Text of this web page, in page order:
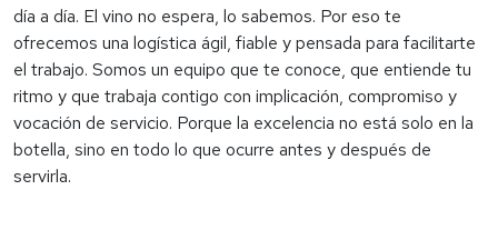
día a día. El vino no espera, lo sabemos. Por eso te
ofrecemos una logística ágil, fiable y pensada para facilitarte
el trabajo. Somos un equipo que te conoce, que entiende tu
ritmo y que trabaja contigo con implicación, compromiso y
vocación de servicio. Porque la excelencia no está solo en la
botella, sino en todo lo que ocurre antes y después de
servirla.